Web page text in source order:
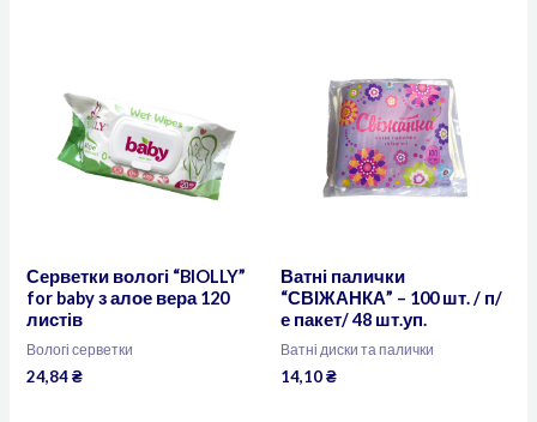
Серветки вологі “BIOLLY”
for baby з алое вера 120
листів
Вологі серветки
24,84₴
Ватні палички
“СВІЖАНКА” – 100 шт. / п/
е пакет/ 48 шт.уп.
Ватні диски та палички
14,10₴